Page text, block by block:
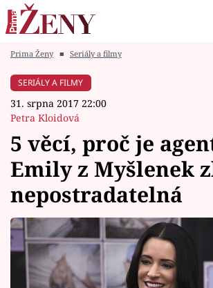
Módní alarm
Témata
Celebrity
Vztahy
Seriály
Prima Ženy ■ Seriály a filmy
SERIÁLY A FILMY
31. srpna 2017 22:00
Petra Kloidová
5 věcí, proč je
Emily z Myšlenek
nepostradatelná